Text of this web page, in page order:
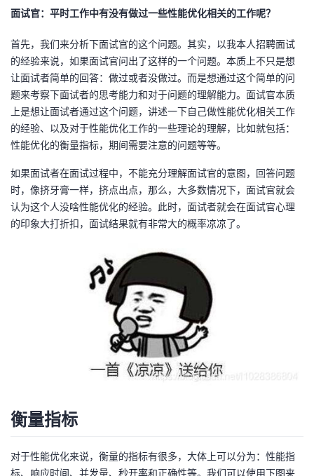
客
论
坛
的
圈
子
我
的
直
播
我
的
活
动
我
的
关
注
我
的
开
发
课
程
的
认
我
的
我
我
的
Programs
我
的
术
支
云
声
面试官：平时工作中有没有做过一些性能优化相关的工作呢？
首先，我们来分析下面试官的这个问题。其实，以我本人招聘面试
的经验来说，如果面试官问出了这样的一个问题。本质上不只是想
让面试者简单的回答：做过或者没做过。而是想通过这个简单的问
题来考察下面试者的思考能力和对于问题的理解能力。面试官本质
上是想让面试者通过这个问题，讲述一下自己做性能优化相关工作
的经验、以及对于性能优化工作的一些理论的理解，比如就包括：
性能优化的衡量指标，期间需要注意的问题等等。
如果面试者在面试过程中，不能充分理解面试官的意图，回答问题
时，像挤牙膏一样，挤点出点，那么，大多数情况下，面试官就会
认为这个人没啥性能优化的经验。此时，面试者就会在面试官心理
的印象大打折扣，面试结果就有非常大的概率凉凉了。
衡量指标
对于性能优化来说，衡量的指标有很多，大体上可以分为：性能指
标、响应时间、并发量、秒开率和正确性等。我们可以使用下图来